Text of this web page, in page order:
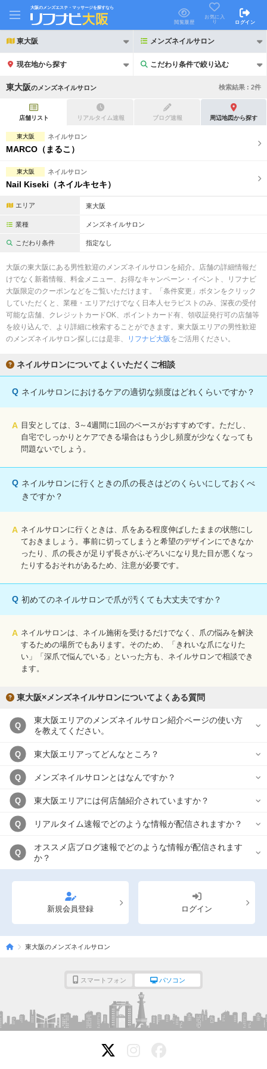
大阪のメンズエステ・マッサージを探すなら
閲覧履歴
お気に入
り
ログイン
東大阪 メンズネイルサロン
現在地から探す こだわり条件で絞り込む
こだわり条件で絞り込む
21時以降も受付
初回割引あり
団体割引
キャッシュレス決済OK
2名様歓迎
完全個室 半個室あり
ペアルームあり シャワー室完備
フットバスあり 岩盤浴あり
専用駐車場あり 有資格者在籍
日本人スタッフのみ 女性スタッフのみ
スタッフ指名可 Ｗセラピスト
こだわり条件を変更
東大阪の メンズネイルサロン 検索結果 : 2件
店舗リスト リアルタイム速報 ブログ速報 周辺地図から探す
東大阪 ネイルサロン
MARCO（まるこ）
東大阪 ネイルサロン
Nail Kiseki（ネイルキセキ）
エリア 東大阪
業種 メンズネイルサロン
こだわり条件 指定なし
大阪の東大阪にある男性歓迎のメンズネイルサロンを紹介。店舗の詳細情報だ
けでなく新着情報、料金メニュー、お得なキャンペーン・イベント、リフナビ
大阪限定のクーポンなどをご覧いただけます。「条件変更」ボタンをクリック
していただくと、業種・エリアだけでなく日本人セラピストのみ、深夜の受付
可能な店舗、クレジットカードOK、ポイントカード有、領収証発行可の店舗等
を絞り込んで、より詳細に検索することができます。東大阪エリアの男性歓迎
のメンズネイルサロン探しには是非、
リフナビ大阪 をご活用ください。
ネイルサロンについてよくいただくご相談
Q ネイルサロンにおけるケアの適切な頻度はどれくらいですか？
A 目安としては、3～4週間に1回のペースがおすすめです。ただし、
自宅でしっかりとケアできる場合はもう少し頻度が少なくなっても
問題ないでしょう。
Q ネイルサロンに行くときの爪の長さはどのくらいにしておくべ
きですか？
A ネイルサロンに行くときは、爪をある程度伸ばしたままの状態にし
ておきましょう。事前に切ってしまうと希望のデザインにできなか
ったり、爪の長さが足りず長さがふぞろいになり見た目が悪くなっ
たりするおそれがあるため、注意が必要です。
Q 初めてのネイルサロンで爪が汚くても大丈夫ですか？
A ネイルサロンは、ネイル施術を受けるだけでなく、爪の悩みを解決
するための場所でもあります。そのため、「きれいな爪になりた
い」「深爪で悩んでいる」といった方も、ネイルサロンで相談でき
ます。
東大阪×メンズネイルサロンについてよくある質問
Q
東大阪エリアのメンズネイルサロン紹介ページの使い方
を教えてください。
Q 東大阪エリアってどんなところ？
Q メンズネイルサロンとはなんですか？
Q 東大阪エリアには何店舗紹介されていますか？
Q リアルタイム速報でどのような情報が配信されますか？
Q
オススメ店ブログ速報でどのような情報が配信されます
か？
新規会員登録 ログイン
東大阪のメンズネイルサロン
スマートフォン パソコン